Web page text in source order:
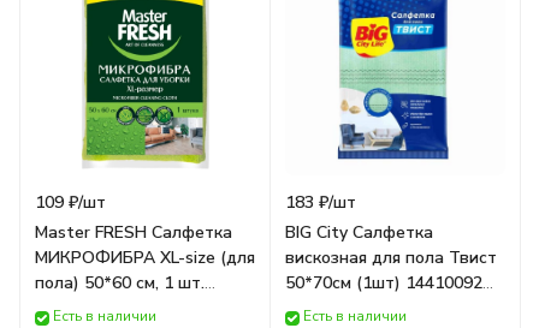
109 ₽/шт
Master FRESH Салфетка
МИКРОФИБРА XL-size (для
пола) 50*60 см, 1 шт.
ЧЕРНАЯ 4547 Arvitex
Есть в наличии
183 ₽/шт
BIG City Салфетка
вискозная для пола Твист
50*70см (1шт) 14410092
Big City Life
Есть в наличии